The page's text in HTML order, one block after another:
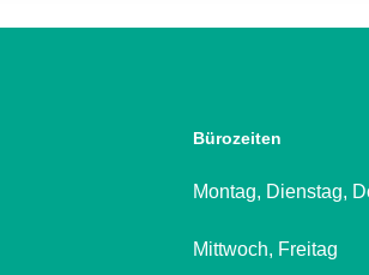
Bürozeiten
Montag, Dienstag,
Mittwoch, Freitag